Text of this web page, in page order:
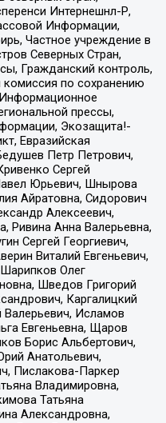
Интернешнл-Р,
Информации,
Частное учреждение в
Северных Стран,
Гражданский контроль,
по сохранению
прессы,
Экозащита!-
Евразийская
Петр Петрович,
Сергей
Юрьевич, Шнырова
Айратовна, Сидорович
Алексеевич,
Ривина Анна Валерьевна,
Сергей Георгиевич,
Виталий Евгеньевич,
Олег
Шведов Григорий
Каргалицкий
Исламов
Евгеньевна, Щаров
Борис Альбертович,
Анатольевич,
Пислакова-Паркер
Владимировна,
Татьяна
Александровна,